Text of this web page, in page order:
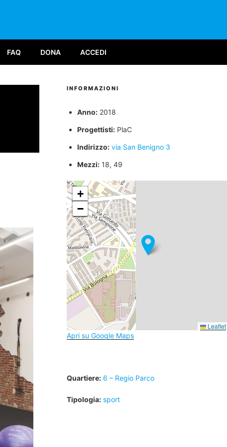
FAQ DONA ACCEDI
INFORMAZIONI
Anno:2018
Progettisti:PlaC
Indirizzo: via San Benigno 3
Mezzi:18, 49
+
−
Leaflet
Apri su Google Maps
Quartiere: 6 – Regio Parco
Tipologia: sport